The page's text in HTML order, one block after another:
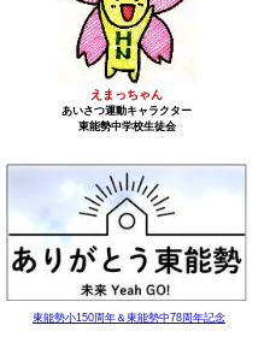
えまっちゃん
あいさつ運動キャラクター
東能勢中学校生徒会
東能勢小150周年＆東能勢中78周年記念